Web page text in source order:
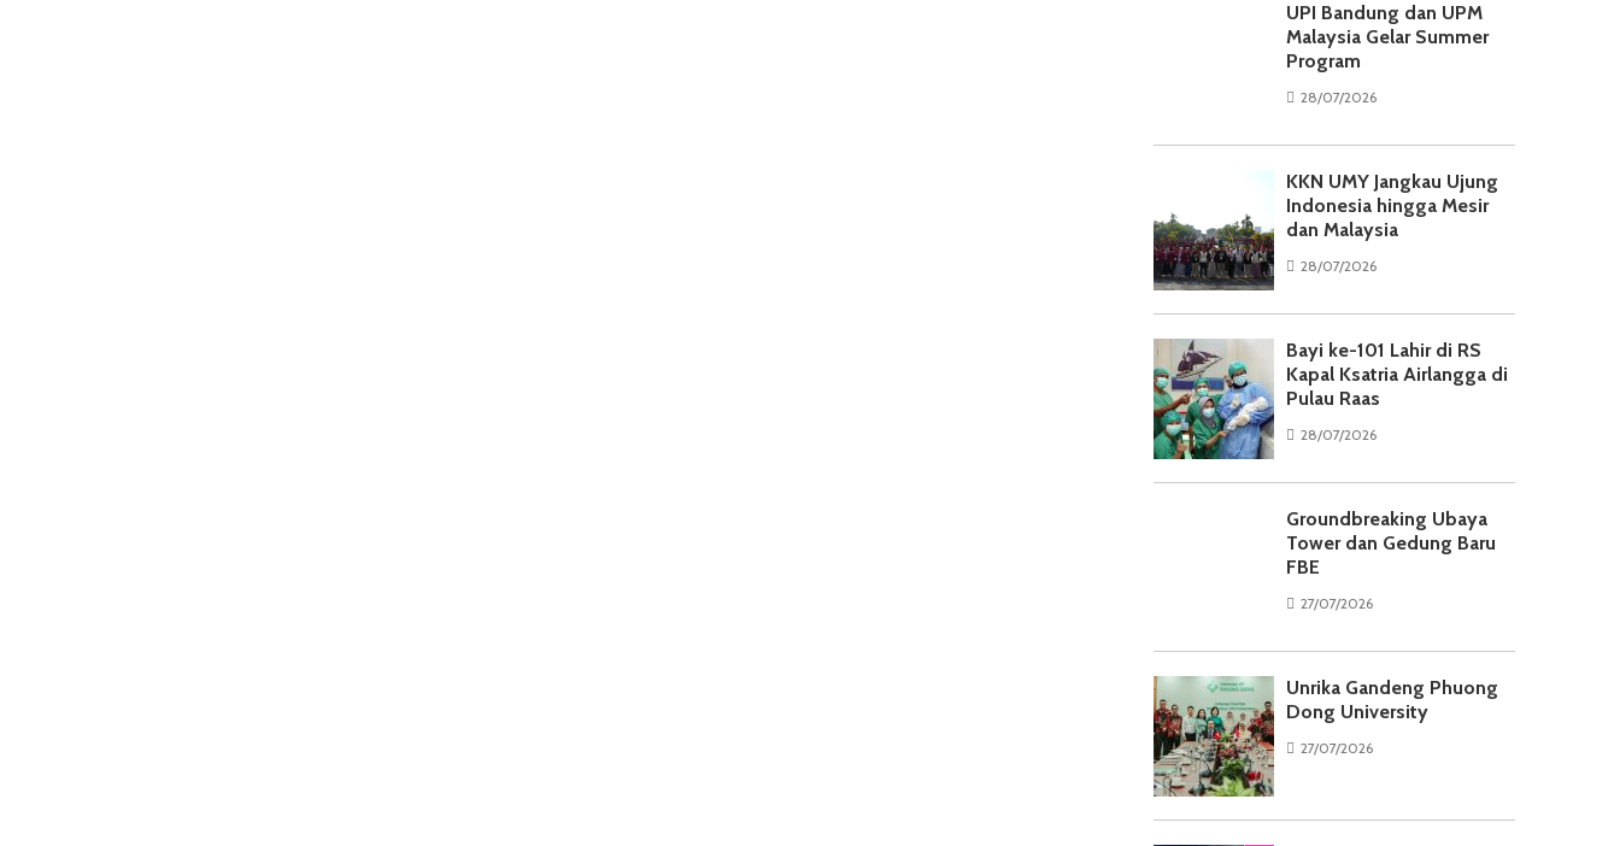
UPI Bandung dan UPM
Malaysia Gelar Summer
Program
28/07/2026
KKN UMY Jangkau Ujung
Indonesia hingga Mesir
dan Malaysia
28/07/2026
Bayi ke-101 Lahir di RS
Kapal Ksatria Airlangga di
Pulau Raas
28/07/2026
Groundbreaking Ubaya
Tower dan Gedung Baru
FBE
27/07/2026
Unrika Gandeng Phuong
Dong University
27/07/2026